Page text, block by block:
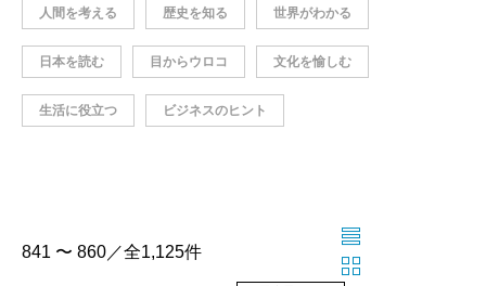
人間を考える 歴史を知る 世界がわかる
日本を読む 目からウロコ 文化を愉しむ
生活に役立つ ビジネスのヒント
841 〜 860／全1,125件